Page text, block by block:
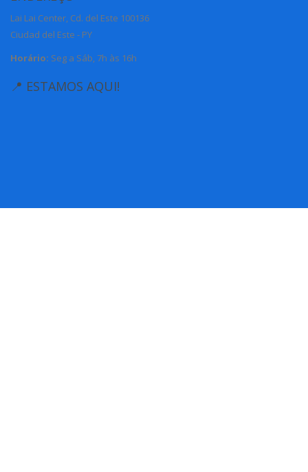
Lai Lai Center, Cd. del Este 100136
Ciudad del Este - PY
Horário: Seg a Sáb, 7h às 16h
📍 ESTAMOS AQUI!